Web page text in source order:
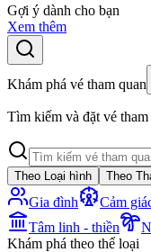
Gợi ý dành cho bạn
Xem thêm
Khám phá vé tham quan
Tìm kiếm và đặt vé
Theo Loại hình Theo
Gia đình Cảm
Tâm linh - thiền
Khám phá theo thể loại